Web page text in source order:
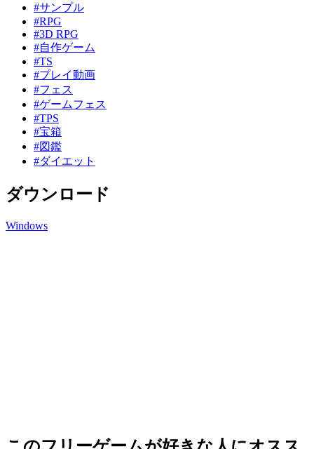
#サンプル
#RPG
#3D RPG
#自作ゲーム
#TS
#プレイ動画
#フェス
#ゲームフェス
#TPS
#宝箱
#図鑑
#ダイエット
ダウンロード
Windows